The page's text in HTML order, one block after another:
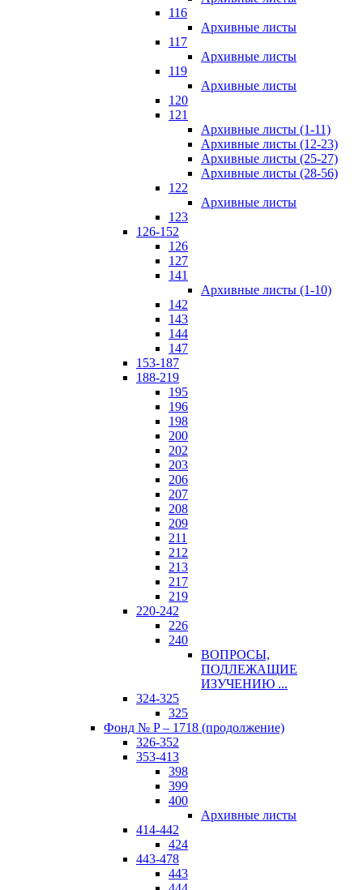
116
Архивные листы
117
Архивные листы
119
Архивные листы
120
121
Архивные листы (1-11)
Архивные листы (12-23)
Архивные листы (25-27)
Архивные листы (28-56)
122
Архивные листы
123
126-152
126
127
141
Архивные листы (1-10)
142
143
144
147
153-187
188-219
195
196
198
200
202
203
206
207
208
209
211
212
213
217
219
220-242
226
240
ВОПРОСЫ,
ПОДЛЕЖАЩИЕ
ИЗУЧЕНИЮ ...
324-325
325
Фонд № P – 1718 (продолжение)
326-352
353-413
398
399
400
Архивные листы
414-442
424
443-478
443